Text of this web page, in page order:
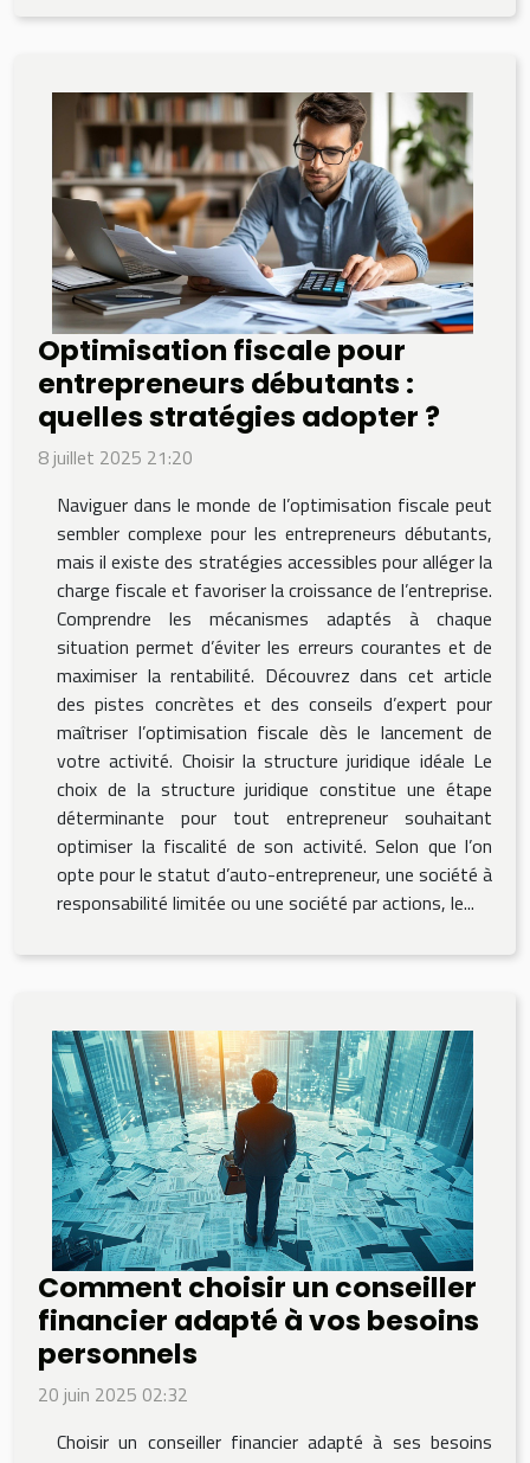
Optimisation fiscale pour
entrepreneurs débutants :
quelles stratégies adopter ?
8 juillet 2025 21:20
Naviguer dans le monde de l’optimisation fiscale peut
sembler complexe pour les entrepreneurs débutants,
mais il existe des stratégies accessibles pour alléger la
charge fiscale et favoriser la croissance de l’entreprise.
Comprendre les mécanismes adaptés à chaque
situation permet d’éviter les erreurs courantes et de
maximiser la rentabilité. Découvrez dans cet article
des pistes concrètes et des conseils d’expert pour
maîtriser l’optimisation fiscale dès le lancement de
votre activité. Choisir la structure juridique idéale Le
choix de la structure juridique constitue une étape
déterminante pour tout entrepreneur souhaitant
optimiser la fiscalité de son activité. Selon que l’on
opte pour le statut d’auto-entrepreneur, une société à
responsabilité limitée ou une société par actions, le...
Comment choisir un conseiller
financier adapté à vos besoins
personnels
20 juin 2025 02:32
Choisir un conseiller financier adapté à ses besoins